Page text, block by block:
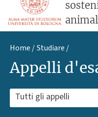
Home Studiare
Appelli
Tutti gli appelli